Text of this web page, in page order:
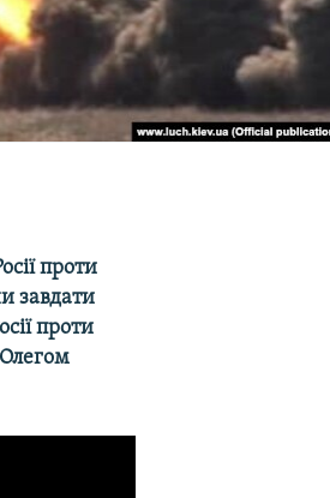
проти
завдати
проти